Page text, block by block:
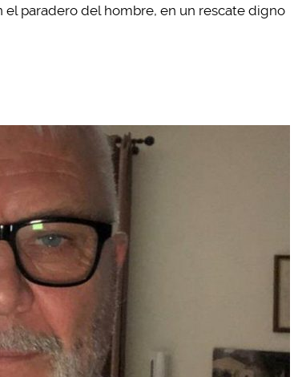
paradero del hombre, en un rescate digno